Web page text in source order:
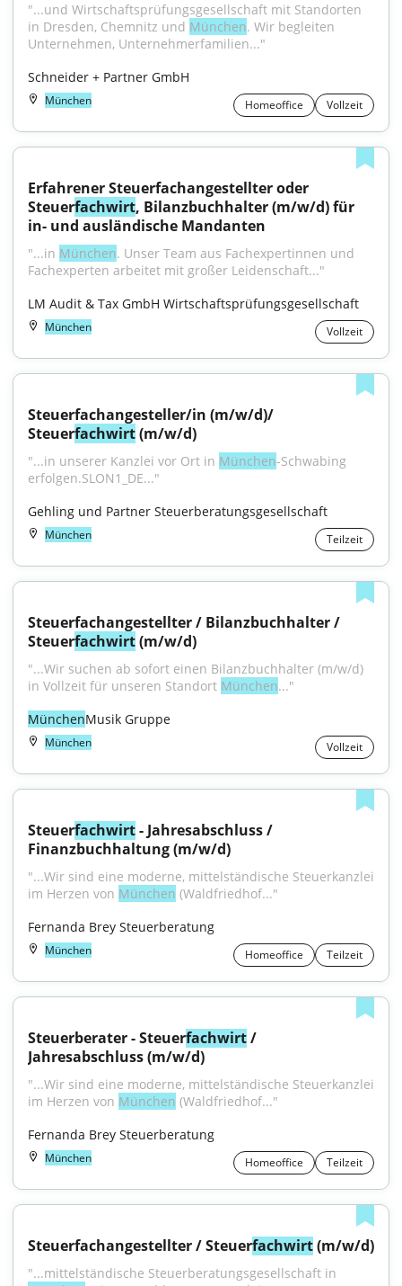
"...und Wirtschaftsprüfungsgesellschaft mit Standorten
in Dresden, Chemnitz und München. Wir begleiten
Unternehmen, Unternehmerfamilien..."
Schneider + Partner GmbH
München Homeoffice Vollzeit
Erfahrener Steuerfachangestellter oder
Steuerfachwirt, Bilanzbuchhalter (m/w/d) für
in- und ausländische Mandanten
"...in München. Unser Team aus Fachexpertinnen und
Fachexperten arbeitet mit großer Leidenschaft..."
LM Audit & Tax GmbH Wirtschaftsprüfungsgesellschaft
München Vollzeit
Steuerfachangesteller/in (m/w/d)/
Steuerfachwirt (m/w/d)
"...in unserer Kanzlei vor Ort in München-Schwabing
erfolgen.SLON1_DE..."
Gehling und Partner Steuerberatungsgesellschaft
München Teilzeit
Steuerfachangestellter / Bilanzbuchhalter /
Steuerfachwirt (m/w/d)
"...Wir suchen ab sofort einen Bilanzbuchhalter (m/w/d)
in Vollzeit für unseren Standort München..."
MünchenMusik Gruppe
München Vollzeit
Steuerfachwirt - Jahresabschluss /
Finanzbuchhaltung (m/w/d)
"...Wir sind eine moderne, mittelständische Steuerkanzlei
im Herzen von München (Waldfriedhof..."
Fernanda Brey Steuerberatung
München Homeoffice Teilzeit
Steuerberater - Steuerfachwirt /
Jahresabschluss (m/w/d)
"...Wir sind eine moderne, mittelständische Steuerkanzlei
im Herzen von München (Waldfriedhof..."
Fernanda Brey Steuerberatung
München Homeoffice Teilzeit
Steuerfachangestellter / Steuerfachwirt (m/w/d)